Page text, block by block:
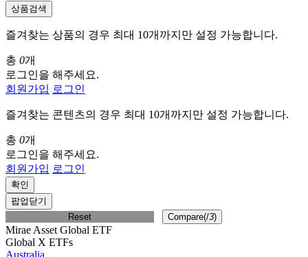
상품검색
즐겨찾는 상품의 경우 최대 10개까지만 설정 가능합니다.
총 0개
로그인을 해주세요.
회원가입 로그인
즐겨찾는 콘텐츠의 경우 최대 10개까지만 설정 가능합니다.
총 0개
로그인을 해주세요.
회원가입 로그인
확인
팝업닫기
Reset
Compare(/3)
Mirae Asset Global ETF
Global X ETFs
Australia